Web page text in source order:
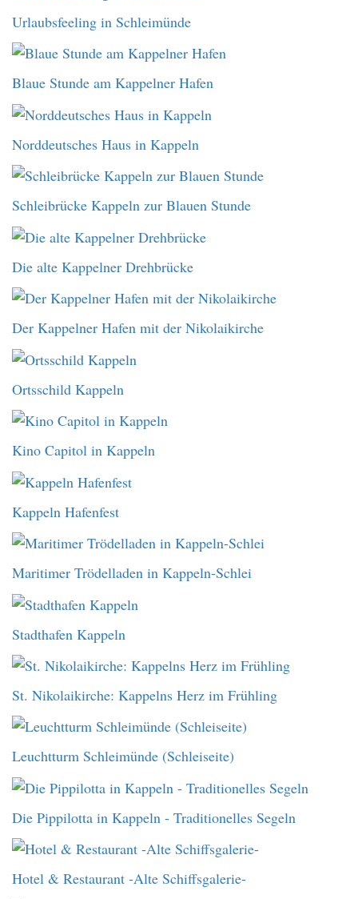
Urlaubsfeeling in Schleimünde
Blaue Stunde am Kappelner Hafen
Norddeutsches Haus in Kappeln
Schleibrücke Kappeln zur Blauen Stunde
Die alte Kappelner Drehbrücke
Der Kappelner Hafen mit der Nikolaikirche
Ortsschild Kappeln
Kino Capitol in Kappeln
Kappeln Hafenfest
Maritimer Trödelladen in Kappeln-Schlei
Stadthafen Kappeln
St. Nikolaikirche: Kappelns Herz im Frühling
Leuchtturm Schleimünde (Schleiseite)
Die Pippilotta in Kappeln - Traditionelles Segeln
Hotel & Restaurant -Alte Schiffsgalerie-